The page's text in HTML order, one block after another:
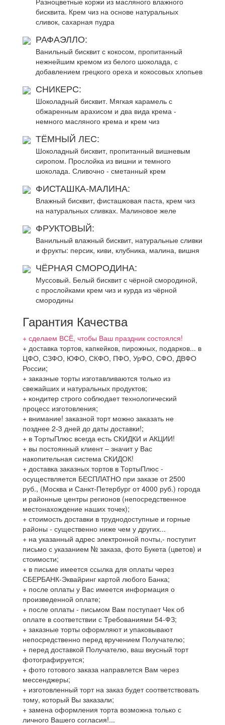
бисквита. Крем чиз на основе натуральных
сливок, сахарная пудра
РАФАЭЛЛО:
Ванильный бисквит с кокосом, пропитанный
нежнейшим кремом из белого шоколада, с
добавлением грецкого ореха и кокосовых хлопьев
СНИКЕРС:
Шоколадный бисквит. Мягкая карамель с
обжаренным арахисом и два вида крема -
немного масляного крема и крем чиз
ТЁМНЫЙ ЛЕС:
Шоколадный бисквит, пропитанный вишневым
сиропом. Прослойка из вишни и темного
шоколада. Сливочно - сметанный крем
ФИСТАШКА-МАЛИНА:
Влажный бисквит, фисташковая паста, крем чиз
на натуральных сливках. Малиновое желе
ФРУКТОВЫЙ:
Ванильный влажный бисквит, натуральные сливки
и фрукты: персик, киви, клубника, малина, вишня
ЧЁРНАЯ СМОРОДИНА:
Муссовый. Белый бисквит с чёрной смородиной,
с прослойками крем чиз и курда из чёрной
смородины
Гарантия Качества
+ сделаем ВСЁ, чтобы Ваш праздник состоялся!
+ доставка тортов, капкейков, пирожных, подарков... в
ЦФО, СЗФО, ЮФО, СКФО, ПФО, УрФО, СФО, ДВФО
России;
+ заказные торты изготавливаются только из
свежайших и натуральных продуктов;
+ кондитер строго соблюдает технологический
процесс изготовления;
+ внимание! заказной торт можно заказать не
позднее 2-3 дней до даты доставки!;
+ в ТортыПлюс всегда есть СКИДКИ и АКЦИИ!
+ вы постоянный клиент – значит у Вас
накопительная система СКИДОК!
+ доставка заказных тортов в ТортыПлюс -
осуществляется БЕСПЛАТНО при заказе от 2500
руб., (Москва и Санкт-Петербург от 4000 руб.) города
и районные центры регионов (непосредственное
местонахождение наших точек);
+ стоимость доставки в труднодоступные и горные
районы - существенно ниже чем у других...
+ на указанный адрес электронной почты,- поступит
письмо с указанием № заказа, фото Букета (цветов) и
стоимости;
+ в письме имеется ссылка для оплаты через
СБЕРБАНК-Эквайринг картой любого Банка;
+ после оплаты у Вас имеется информация о
произведенной оплате;
+ после оплаты - письмом Вам поступает Чек об
оплате в соответствии с Требованиями 54-ФЗ;
+ заказные торты оформляют и упаковывают
непосредственно перед вручением Получателю;
+ перед доставкой Получателю, ваш вкусный торт
фотографируется;
+ фото готового заказа направлется Вам через
мессенджеры;
+ изготовленный торт на заказ будет соответствовать
тому, который Вы заказали;
+ замена оформления торта возможна только с
личного Вашего согласия!...